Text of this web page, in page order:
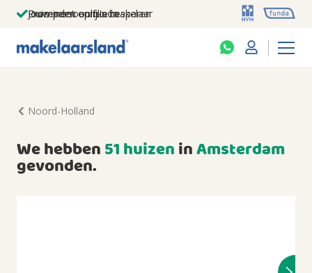
Jouw persoonlijke makelaar
Duizenden euro's besparen
Prominent op funda
Noord-Holland
We hebben51 huizeninAmsterdam
gevonden.